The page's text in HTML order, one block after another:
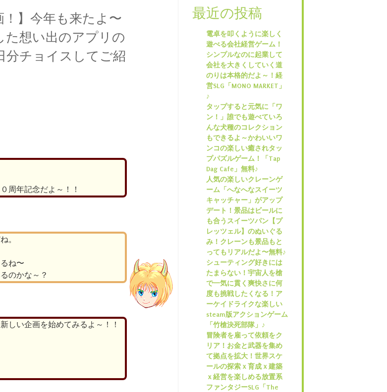
！】今年も来たよ〜
た想い出のアプリの
分チョイスしてご紹
周年記念だよ～！！
。
ね〜
のかな～？
しい企画を始めてみるよ～！！
最近の投稿
電卓を叩くように楽しく
遊べる会社経営ゲーム！
シンプルなのに起業して
会社を大きくしていく道
のりは本格的だよ～！経
営SLG「MONO MARKET」
♪
タップすると元気に「ワ
ン！」誰でも遊べていろ
んな犬種のコレクション
もできるよ～かわいいワ
ンコの楽しい癒されタッ
プパズルゲーム！「Tap
Dag Cafe」無料♪
人気の楽しいクレーンゲ
ーム「へなへなスイーツ
キャッチャー」がアップ
デート！景品はビールに
も合うスイーツパン【プ
レッツェル】のぬいぐる
み！クレーンも景品もと
ってもリアルだよ〜無料♪
シューティング好きには
たまらない！宇宙人を槍
で一気に貫く爽快さに何
度も挑戦したくなる！ア
ーケイドライクな楽しい
steam版アクションゲーム
「竹槍決死部隊」♪
冒険者を雇って依頼をク
リア！お金と武器を集め
て拠点を拡大！世界スケ
ールの探索ｘ育成ｘ建築
ｘ経営を楽しめる放置系
ファンタジーSLG「The